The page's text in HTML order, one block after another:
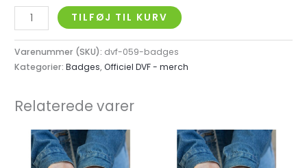
TILFØJ TIL KURV
Varenummer (SKU): dvf-059-badges
Kategorier:Badges,Officiel DVF - merch
Relaterede varer